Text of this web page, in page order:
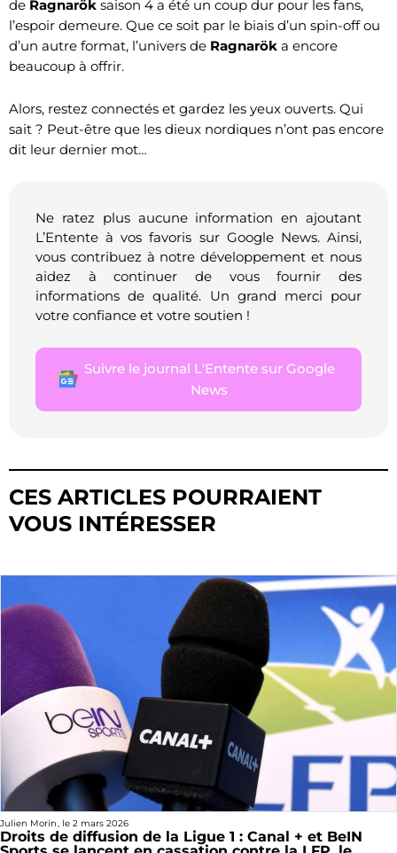
de Ragnarök saison 4 a été un coup dur pour les fans,
l’espoir demeure. Que ce soit par le biais d’un spin-off ou
d’un autre format, l’univers de Ragnarök a encore
beaucoup à offrir.
Alors, restez connectés et gardez les yeux ouverts. Qui
sait ? Peut-être que les dieux nordiques n’ont pas encore
dit leur dernier mot…
Ne ratez plus aucune information en ajoutant
L’Entente à vos favoris sur Google News. Ainsi,
vous contribuez à notre développement et nous
aidez à continuer de vous fournir des
informations de qualité. Un grand merci pour
votre confiance et votre soutien !
Suivre le journal L'Entente sur Google
News
CES ARTICLES POURRAIENT
VOUS INTÉRESSER
Julien Morin, le 2 mars 2026
Droits de diffusion de la Ligue 1 : Canal + et BeIN